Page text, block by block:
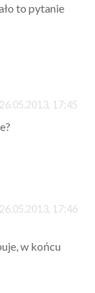
to pytanie
26.05.2013, 17:45
26.05.2013, 17:46
w końcu